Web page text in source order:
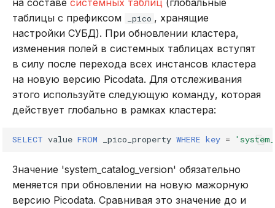
таблицы с префиксом
_pico , хранящие
настройки СУБД). При обновлении кластера,
изменения полей в системных таблицах вступят
в силу после перехода всех инстансов кластера
на новую версию Picodata. Для отслеживания
этого используйте следующую команду, которая
действует глобально в рамках кластера:
SELECT value FROM _pico_property WHERE key =
Значение 'system_catalog_version' обязательно
меняется при обновлении на новую мажорную
версию Picodata. Сравнивая это значение до и